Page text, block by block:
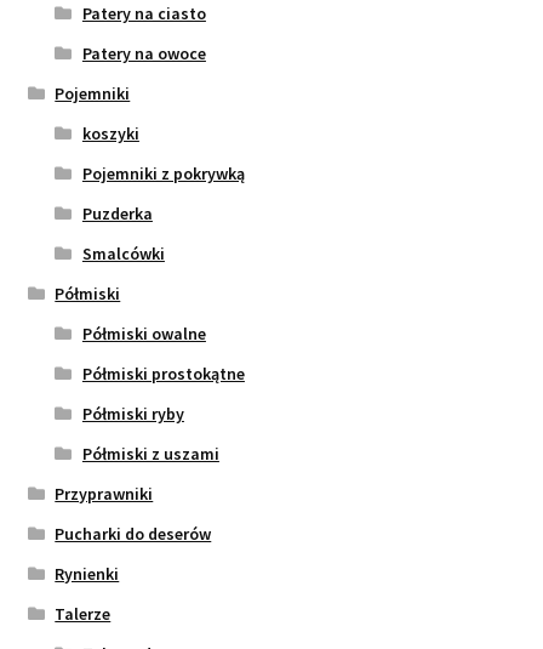
Patery na ciasto
Patery na owoce
Pojemniki
koszyki
Pojemniki z pokrywką
Puzderka
Smalcówki
Półmiski
Półmiski owalne
Półmiski prostokątne
Półmiski ryby
Półmiski z uszami
Przyprawniki
Pucharki do deserów
Rynienki
Talerze